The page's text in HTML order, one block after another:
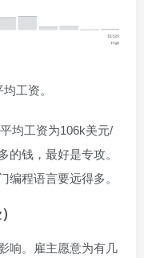
工资。
均工资为106k美元/
的钱，最好是专攻。
编程语言要远得多。
响。雇主愿意为有几